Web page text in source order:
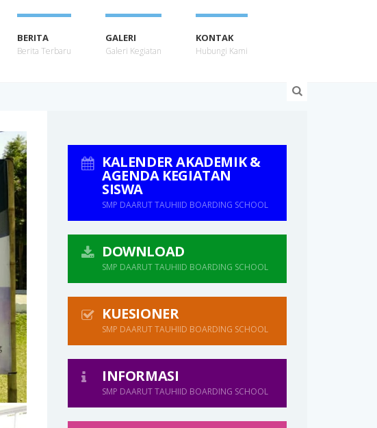
BERITA
Berita Terbaru
GALERI
Galeri Kegiatan
KONTAK
Hubungi Kami
KALENDER AKADEMIK &
AGENDA KEGIATAN
SISWA
SMP DAARUT TAUHIID BOARDING SCHOOL
DOWNLOAD
SMP DAARUT TAUHIID BOARDING SCHOOL
KUESIONER
SMP DAARUT TAUHIID BOARDING SCHOOL
INFORMASI
SMP DAARUT TAUHIID BOARDING SCHOOL